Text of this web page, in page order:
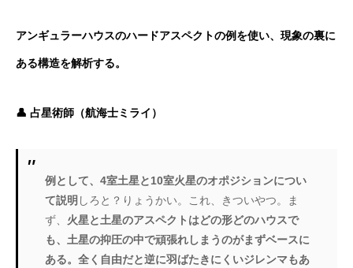
アンギュラーハウスのハードアスペクトの例を使い、現象の裏に
ある構造を解析する。
👤 占星術師（航海士ミライ）
例として、4室土星と10室火星のオポジションについ
て説明 しろと？りょうかい。これ、きついやつ。ま
ず、 火星と土星のアスペクトはどの形どのハウスで
も、土星の抑圧の中で頑張れしまうのがまずベースに
ある。全く自由だと逆に羽ばたきにくいジレンマもあ